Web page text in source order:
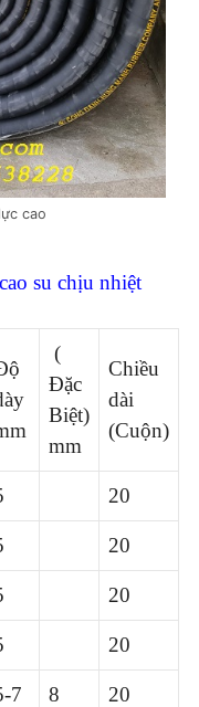
cao
su chịu nhiệt
(
Đặc
Biệt)
mm
Chiều
dài
(Cuộn)
20
20
20
20
7 8 20